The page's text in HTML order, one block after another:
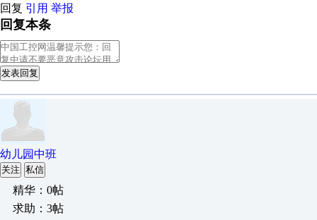
回复 引用 举报
回复本条
发表回复
幼儿园中班
关注 私信
精华：0帖
求助：3帖